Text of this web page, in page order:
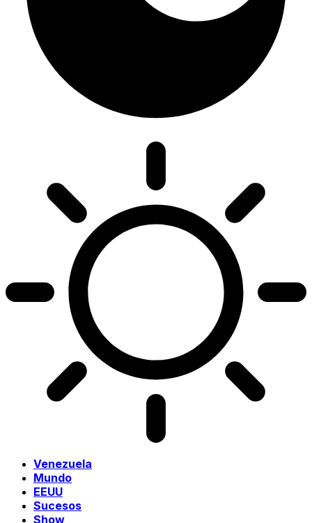
Venezuela
Mundo
EEUU
Sucesos
Show